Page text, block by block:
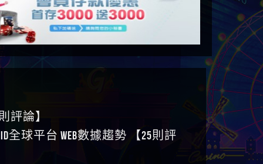
評論】
全球平台 WEB數據趨勢 【25則評